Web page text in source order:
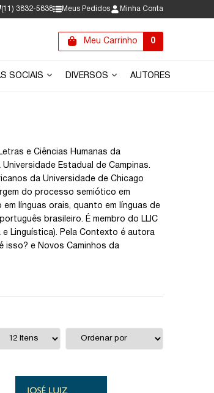
(11) 3832-5838 Meus Pedidos Minha Conta
Meu Carrinho 0
SOCIAIS DIVERSOS AUTORES
e Ciências Humanas da
Estadual de Campinas.
da Universidade de Chicago
do processo semiótico em
línguas orais, quanto em línguas de
brasileiro. É membro do LLIC
Linguística). Pela Contexto é autora
isso? e Novos Caminhos da